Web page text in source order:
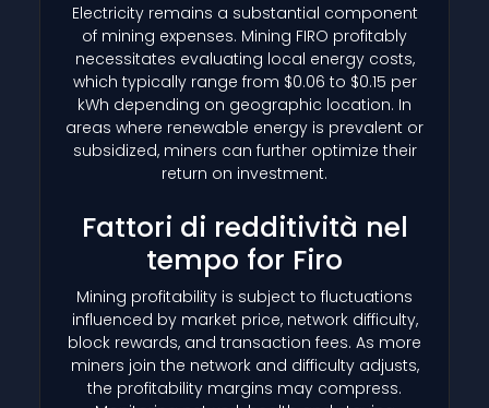
Electricity remains a substantial component
of mining expenses. Mining FIRO profitably
necessitates evaluating local energy costs,
which typically range from $0.06 to $0.15 per
kWh depending on geographic location. In
areas where renewable energy is prevalent or
subsidized, miners can further optimize their
return on investment.
Fattori di redditività nel
tempo for Firo
Mining profitability is subject to fluctuations
influenced by market price, network difficulty,
block rewards, and transaction fees. As more
miners join the network and difficulty adjusts,
the profitability margins may compress.